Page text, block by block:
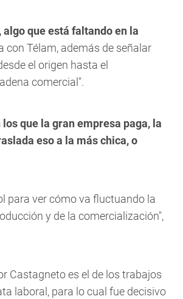
que está faltando en la
con Télam, además de señalar
el origen hasta el
comercial".
que la gran empresa paga, la
eso a la más chica, o
para ver cómo va fluctuando la
y de la comercialización",
Castagneto es el de los trabajos
laboral, para lo cual fue decisivo